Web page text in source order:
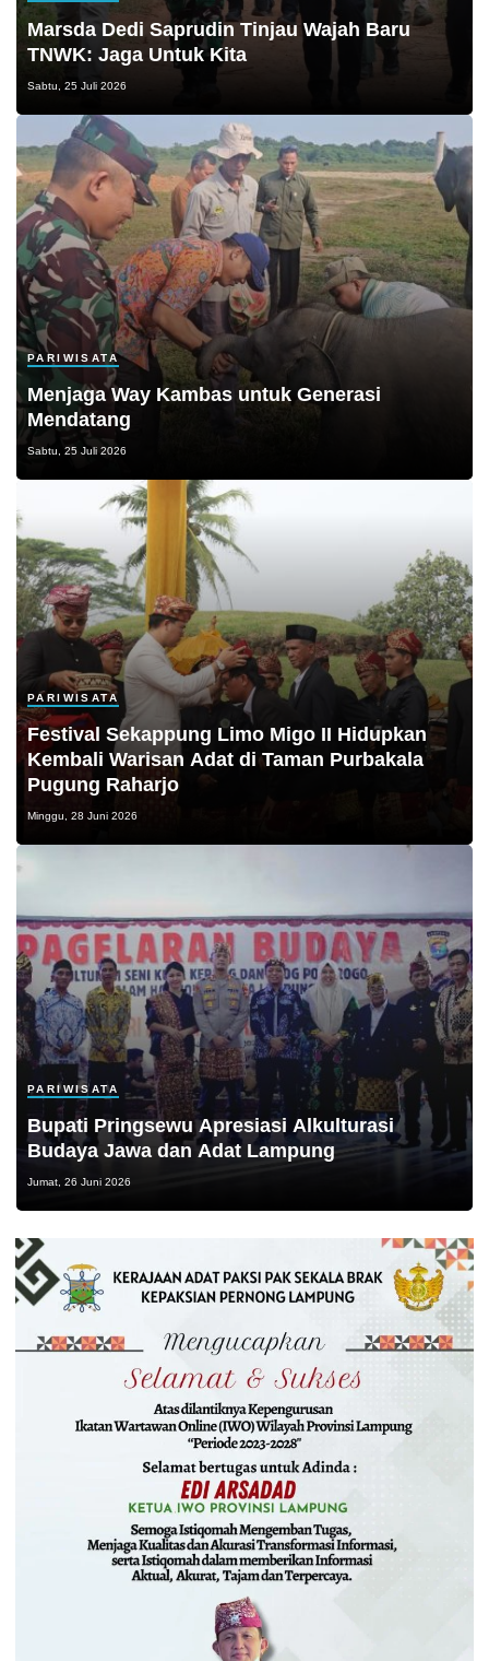
Marsda Dedi Saprudin Tinjau Wajah Baru
TNWK: Jaga Untuk Kita
Sabtu, 25 Juli 2026
PARIWISATA
Menjaga Way Kambas untuk Generasi
Mendatang
Sabtu, 25 Juli 2026
PARIWISATA
Festival Sekappung Limo Migo II Hidupkan
Kembali Warisan Adat di Taman Purbakala
Pugung Raharjo
Minggu, 28 Juni 2026
PARIWISATA
Bupati Pringsewu Apresiasi Alkulturasi
Budaya Jawa dan Adat Lampung
Jumat, 26 Juni 2026